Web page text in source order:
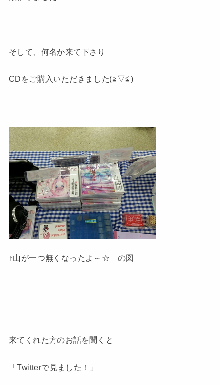
そして、何名か来て下さり
CDをご購入いただきました(≧▽≦)
↑山が一つ無くなったよ～☆ の図
来てくれた方のお話を聞くと
「Twitterで見ました！」